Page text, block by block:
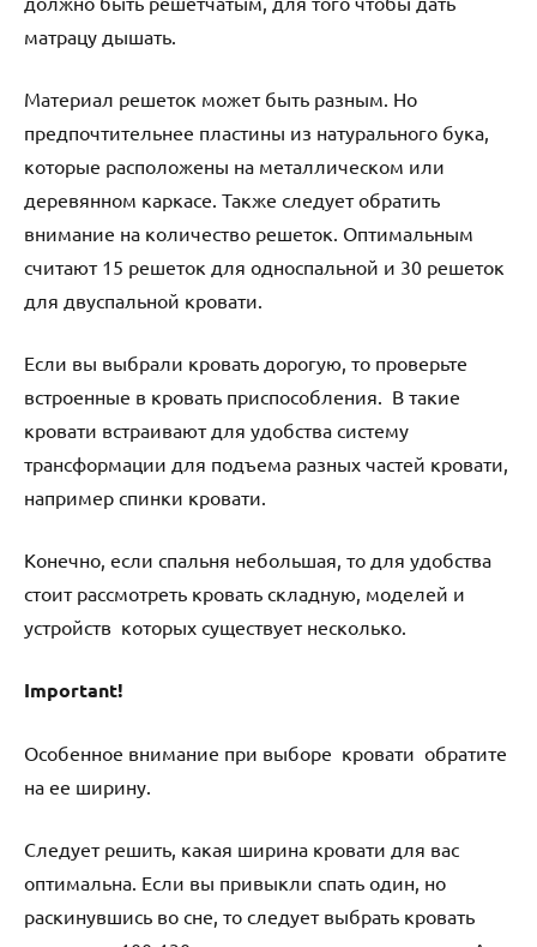
матрацу дышать.
Материал решеток может быть разным. Но
предпочтительнее пластины из натурального бука,
которые расположены на металлическом или
деревянном каркасе. Также следует обратить
внимание на количество решеток. Оптимальным
считают 15 решеток для односпальной и 30 решеток
для двуспальной кровати.
Если вы выбрали кровать дорогую, то проверьте
встроенные в кровать приспособления. В такие
кровати встраивают для удобства систему
трансформации для подъема разных частей кровати,
например спинки кровати.
Конечно, если спальня небольшая, то для удобства
стоит рассмотреть кровать складную, моделей и
устройств которых существует несколько.
Important!
Особенное внимание при выборе кровати обратите
на ее ширину.
Следует решить, какая ширина кровати для вас
оптимальна. Если вы привыкли спать один, но
раскинувшись во сне, то следует выбрать кровать